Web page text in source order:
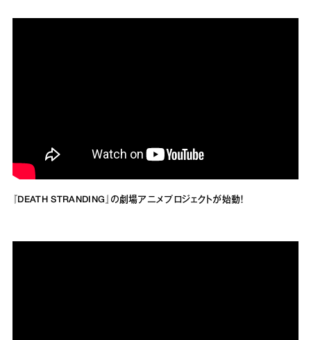
『DEATH STRANDING』の劇場アニメプロジェクトが始動！